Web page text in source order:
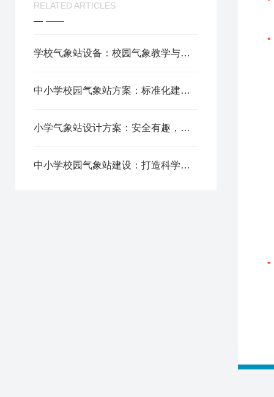
RELATED ARTICLES
学校气象站设备：校园气象教学与实践的核心装备
中小学校园气象站方案：标准化建设，赋能科学教育创新实践
小学气象站设计方案：安全有趣，为儿童打造科学探索空间
中小学校园气象站建设：打造科学实践基地，提升学生科学素养